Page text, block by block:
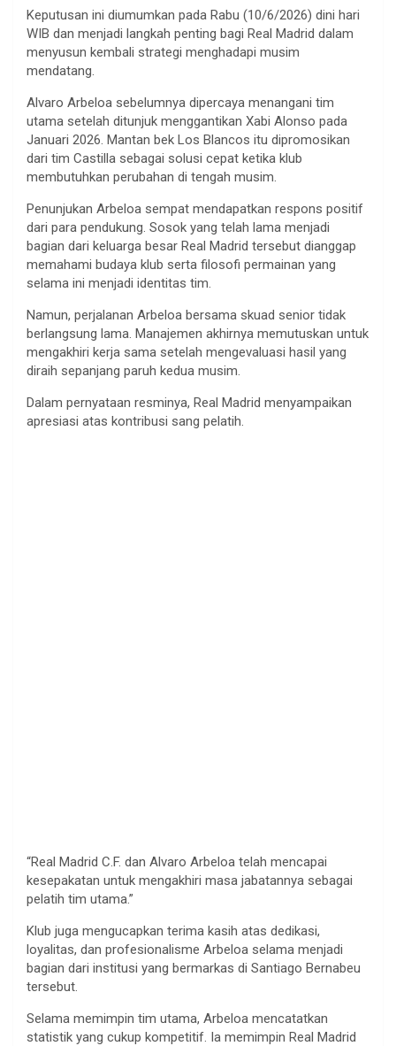
Keputusan ini diumumkan pada Rabu (10/6/2026) dini hari
WIB dan menjadi langkah penting bagi Real Madrid dalam
menyusun kembali strategi menghadapi musim
mendatang.
Alvaro Arbeloa sebelumnya dipercaya menangani tim
utama setelah ditunjuk menggantikan Xabi Alonso pada
Januari 2026. Mantan bek Los Blancos itu dipromosikan
dari tim Castilla sebagai solusi cepat ketika klub
membutuhkan perubahan di tengah musim.
Penunjukan Arbeloa sempat mendapatkan respons positif
dari para pendukung. Sosok yang telah lama menjadi
bagian dari keluarga besar Real Madrid tersebut dianggap
memahami budaya klub serta filosofi permainan yang
selama ini menjadi identitas tim.
Namun, perjalanan Arbeloa bersama skuad senior tidak
berlangsung lama. Manajemen akhirnya memutuskan untuk
mengakhiri kerja sama setelah mengevaluasi hasil yang
diraih sepanjang paruh kedua musim.
Dalam pernyataan resminya, Real Madrid menyampaikan
apresiasi atas kontribusi sang pelatih.
“Real Madrid C.F. dan Alvaro Arbeloa telah mencapai
kesepakatan untuk mengakhiri masa jabatannya sebagai
pelatih tim utama.”
Klub juga mengucapkan terima kasih atas dedikasi,
loyalitas, dan profesionalisme Arbeloa selama menjadi
bagian dari institusi yang bermarkas di Santiago Bernabeu
tersebut.
Selama memimpin tim utama, Arbeloa mencatatkan
statistik yang cukup kompetitif. Ia memimpin Real Madrid